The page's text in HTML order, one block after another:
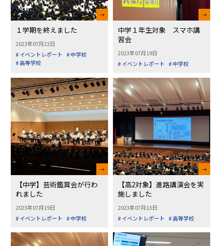
１学期を終えました
2023年07月22日
# イベントレポート # 中学校
# 高等学校
中学１年生対象 スマホ講
習会
2023年07月19日
# イベントレポート # 中学校
【中学】芸術鑑賞会が行わ
れました
2023年07月19日
# イベントレポート # 中学校
【高2対象】進路講演会を実
施しました
2023年07月13日
# イベントレポート # 高等学校